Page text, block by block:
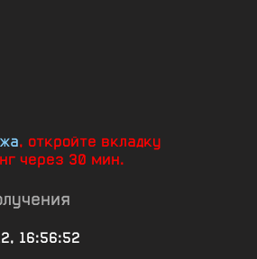
, откройте вкладку
через 30 мин.
16:56:52